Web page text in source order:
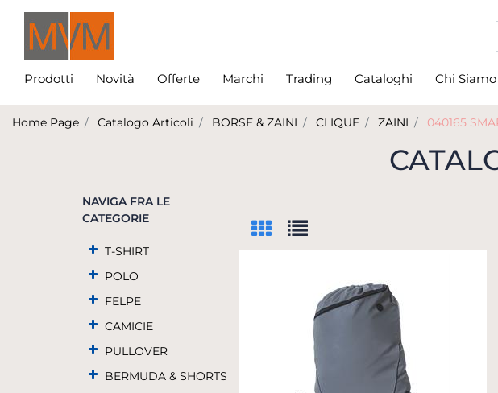
Prodotti Novità Offerte Marchi Trading Cataloghi Chi Siamo
Home Page Catalogo Articoli BORSE & ZAINI CLIQUE ZAINI 040165
NAVIGA FRA LE
CATEGORIE
T-SHIRT
POLO
FELPE
CAMICIE
PULLOVER
BERMUDA & SHORTS